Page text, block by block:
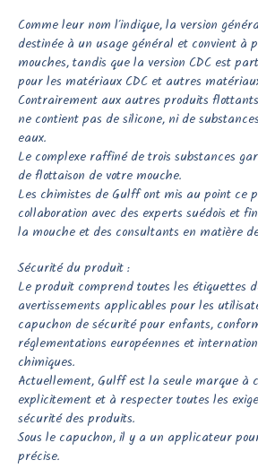
Comme leur nom l’indique, la version
destinée à un usage général et convient à
mouches, tandis que la version CDC est
pour les matériaux CDC et autres
Contrairement aux autres produits
ne contient pas de silicone, ni de
eaux.
Le complexe raffiné de trois substances
de flottaison de votre mouche.
Les chimistes de Gulff ont mis au point ce
collaboration avec des experts suédois et
la mouche et des consultants en matière
Sécurité du produit :
Le produit comprend toutes les étiquettes
avertissements applicables pour les
capuchon de sécurité pour enfants,
réglementations européennes et
chimiques.
Actuellement, Gulff est la seule marque à
explicitement et à respecter toutes les
sécurité des produits.
Sous le capuchon, il y a un applicateur
précise.